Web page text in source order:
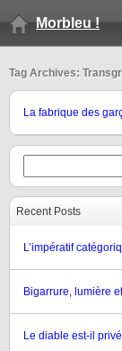
Morbleu !
Tag Archives:
La fabrique des
Recent Posts
L’impératif
Bigarrure, lumière
Le diable est-il